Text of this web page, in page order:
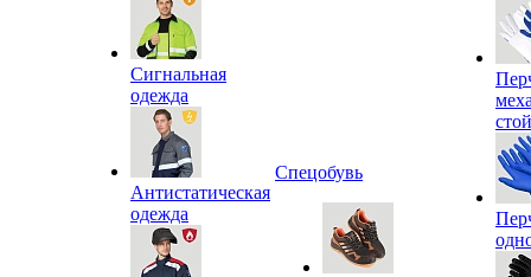
Сигнальная
одежда
Антистатическая
одежда
Спецобувь